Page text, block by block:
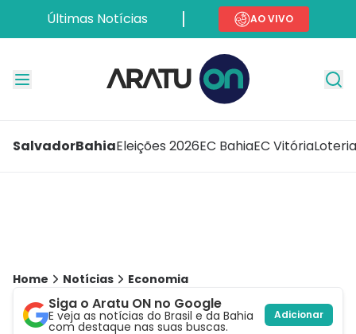
Últimas Notícias AO VIVO
SalvadorBahiaEleições 2026EC BahiaEC Vitória
Home Notícias Economia
Siga o Aratu ON no Google
E veja as notícias do Brasil e da Bahia
com destaque nas suas buscas.
Adicionar